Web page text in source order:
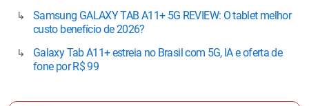
Samsung GALAXY TAB A11+ 5G REVIEW: O tablet melhor
custo benefício de 2026?
Galaxy Tab A11+ estreia no Brasil com 5G, IA e oferta de
fone por R$ 99